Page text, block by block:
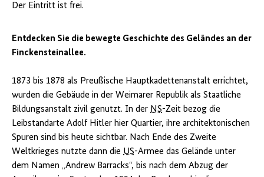
Der Eintritt ist frei.
Entdecken Sie die bewegte Geschichte des Geländes an der
Finckensteinallee.
1873 bis 1878 als Preußische Hauptkadettenanstalt errichtet,
wurden die Gebäude in der Weimarer Republik als Staatliche
Bildungsanstalt zivil genutzt. In der NS-Zeit bezog die
Leibstandarte Adolf Hitler hier Quartier, ihre architektonischen
Spuren sind bis heute sichtbar. Nach Ende des Zweite
Weltkrieges nutzte dann die US-Armee das Gelände unter
dem Namen „Andrew Barracks“, bis nach dem Abzug der